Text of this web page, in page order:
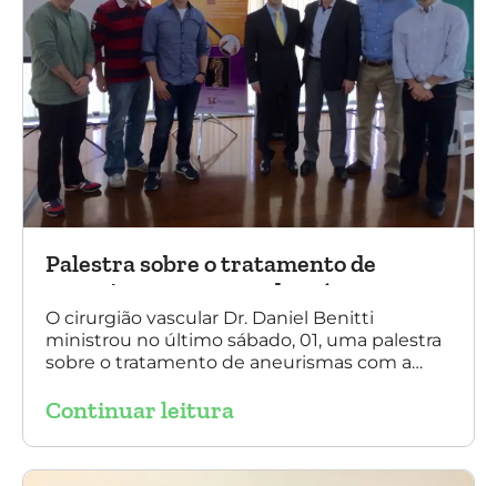
Palestra sobre o tratamento de
aneurismas com a endoprótese
multilayer, em Porto Alegre
O cirurgião vascular Dr. Daniel Benitti
ministrou no último sábado, 01, uma palestra
sobre o tratamento de aneurismas com a
foto, Dr. Daniel Benitti (ao centro) com os
Angiologia e Cirurgia Vascular do Rio Grande
do Sul.
Continuar leitura